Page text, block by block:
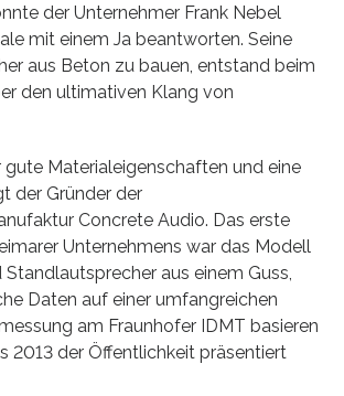
der Unternehmer Frank Nebel
mit einem Ja beantworten. Seine
aus Beton zu bauen, entstand beim
den ultimativen Klang von
gute Materialeigenschaften und eine
der Gründer der
Concrete Audio. Das erste
Unternehmens war das Modell
Standlautsprecher aus einem Guss,
Daten auf einer umfangreichen
am Fraunhofer IDMT basieren
2013 der Öffentlichkeit präsentiert